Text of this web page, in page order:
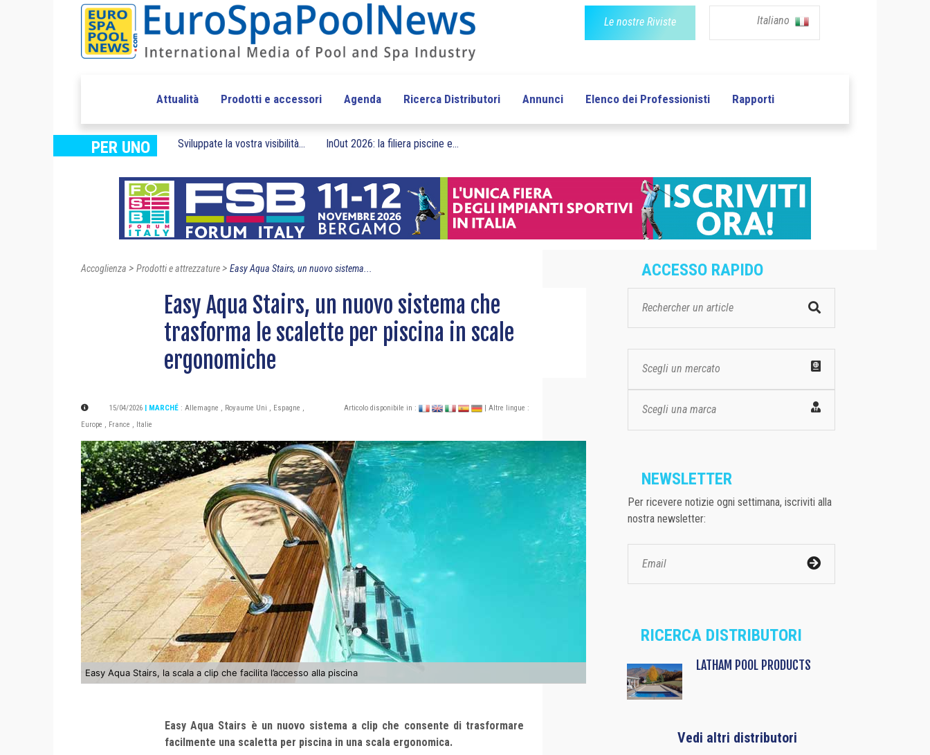
Le nostre Riviste Italiano
Attualità Prodotti e accessori Agenda Ricerca Distributori Annunci Elenco dei Professionisti Rapporti
PER UNO Sviluppate la vostra visibilità... InOut 2026: la filiera piscine e...
Accoglienza > Prodotti e attrezzature> Easy Aqua Stairs, un nuovo sistema...
Easy Aqua Stairs, un nuovo sistema che
trasforma le scalette per piscina in scale
ergonomiche
15/04/2026 | MARCHÉ : Allemagne , Royaume Uni , Espagne ,
Europe , France , Italie
Articolo disponibile in : | Altre lingue :
Easy Aqua Stairs, la scala a clip che facilita l’accesso alla piscina
Easy Aqua Stairs è un nuovo sistema a clip che consente di trasformare
facilmente una scaletta per piscina in una scala ergonomica.
ACCESSO RAPIDO
Scegli un mercato
Scegli una marca
NEWSLETTER
Per ricevere notizie ogni settimana, iscriviti alla
nostra newsletter:
RICERCA DISTRIBUTORI
LATHAM POOL PRODUCTS
Vedi altri distributori